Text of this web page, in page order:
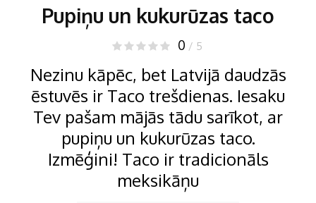
Pupiņu un kukurūzas taco
0 / 5
Nezinu kāpēc, bet Latvijā daudzās
ēstuvēs ir Taco trešdienas. Iesaku
Tev pašam mājās tādu sarīkot, ar
pupiņu un kukurūzas taco.
Izmēģini! Taco ir tradicionāls
meksikāņu